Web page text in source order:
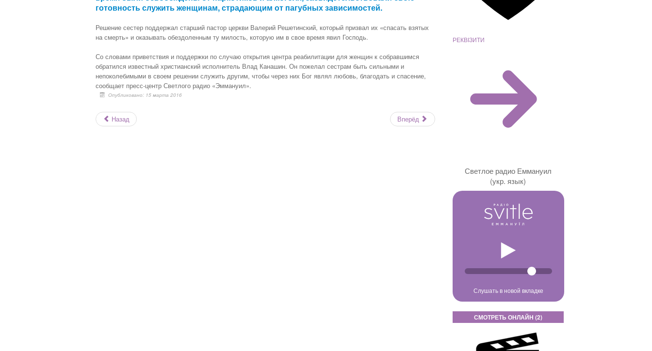
готовность служить женщинам, страдающим от пагубных зависимостей.
Решение сестер поддержал старший пастор церкви Валерий Решетинский, который призвал их «спасать взятых
на смерть» и оказывать обездоленным ту милость, которую им в свое время явил Господь.
Со словами приветствия и поддержки по случаю открытия центра реабилитации для женщин к собравшимся
обратился известный христианский исполнитель Влад Канашин. Он пожелал сестрам быть сильными и
непоколебимыми в своем решении служить другим, чтобы через них Бог являл любовь, благодать и спасение,
сообщает пресс-центр Светлого радио «Эммануил».
Опубликовано: 15 марта 2016
Назад Вперёд
РЕКВІЗИТИ
Светлое радио Еммануил
(укр. язык)
Слушать в новой вкладке
СМОТРЕТЬ ОНЛАЙН (2)